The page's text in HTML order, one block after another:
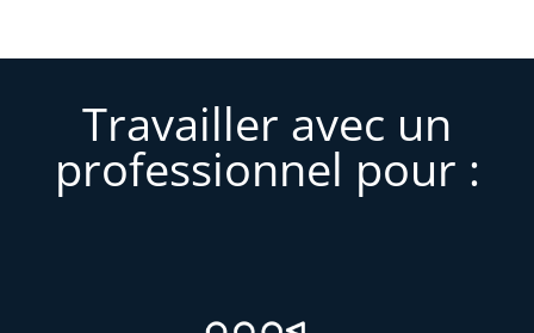
Travailler avec un
professionnel pour :